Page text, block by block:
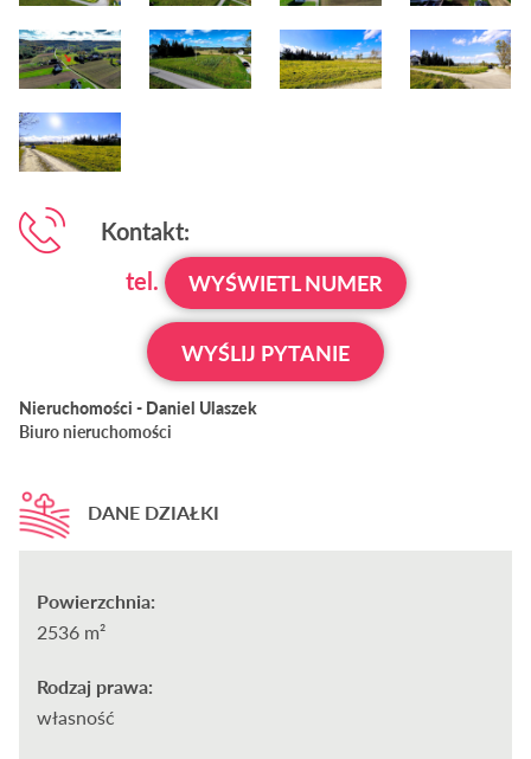
Kontakt:
tel.
WYŚWIETL NUMER
WYŚLIJ PYTANIE
Nieruchomości - Daniel Ulaszek
Biuro nieruchomości
DANE DZIAŁKI
Powierzchnia:
2536 m²
Rodzaj prawa:
własność